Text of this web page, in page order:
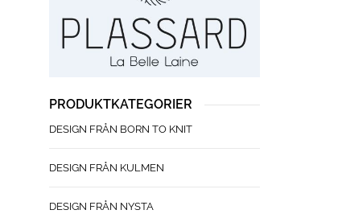
PRODUKTKATEGORIER
DESIGN FRÅN BORN TO KNIT
DESIGN FRÅN KULMEN
DESIGN FRÅN NYSTA